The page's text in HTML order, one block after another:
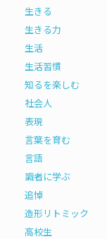
生きる
生きる力
生活
生活習慣
知るを楽しむ
社会人
表現
言葉を育む
言語
識者に学ぶ
追悼
造形リトミック
高校生